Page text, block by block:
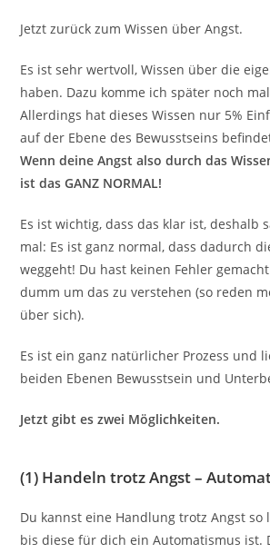
Jetzt zurück zum Wissen über Angst.
Es ist sehr wertvoll, Wissen über die
haben. Dazu komme ich später noch
Allerdings hat dieses Wissen nur 5%
auf der Ebene des Bewusstseins
Wenn deine Angst also durch das
ist das GANZ NORMAL!
Es ist wichtig, dass das klar ist, deshalb
mal: Es ist ganz normal, dass dadurch
weggeht! Du hast keinen Fehler
dumm um das zu verstehen (so reden
über sich).
Es ist ein ganz natürlicher Prozess und
beiden Ebenen Bewusstsein und
Jetzt gibt es zwei Möglichkeiten.
(1) Handeln trotz Angst –
Du kannst eine Handlung trotz Angst
bis diese für dich ein Automatismus ist.